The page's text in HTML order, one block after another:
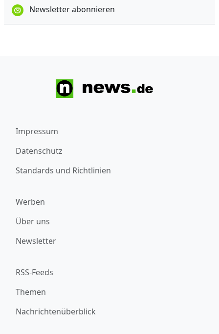
Newsletter abonnieren
Impressum
Datenschutz
Standards und Richtlinien
Werben
Über uns
Newsletter
RSS-Feeds
Themen
Nachrichtenüberblick